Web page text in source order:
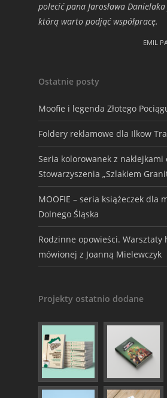
polecić pana Jarosława
którą warto podjąć współpracę.
EMIL
Ostatnie posty
Moofie i legenda Złotego
Foldery reklamowe dla Ilkow
Seria kolorowanek z naklejkami
Stowarzyszenia „Szlakiem
MOOFIE – seria książeczek dla
Dolnego Śląska
Rodzinne opowieści. Warsztaty
mówionej z Joanną Mielewczyk
Projekty ostatnio dodane